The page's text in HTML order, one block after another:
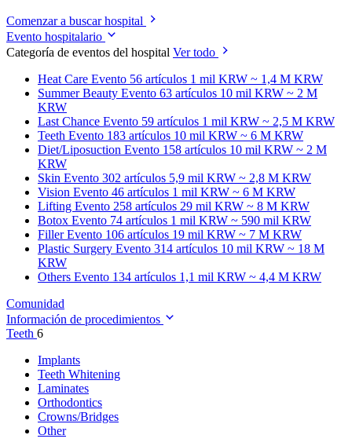
Comenzar a buscar hospital
Evento hospitalario
Categoría de eventos del hospital Ver todo
Heat Care Evento 56 artículos 1 mil KRW ~ 1,4 M KRW
Summer Beauty Evento 63 artículos 10 mil KRW ~ 2 M
KRW
Last Chance Evento 59 artículos 1 mil KRW ~ 2,5 M KRW
Teeth Evento 183 artículos 10 mil KRW ~ 6 M KRW
Diet/Liposuction Evento 158 artículos 10 mil KRW ~ 2 M
KRW
Skin Evento 302 artículos 5,9 mil KRW ~ 2,8 M KRW
Vision Evento 46 artículos 1 mil KRW ~ 6 M KRW
Lifting Evento 258 artículos 29 mil KRW ~ 8 M KRW
Botox Evento 74 artículos 1 mil KRW ~ 590 mil KRW
FillerEvento 106 artículos 19 mil KRW ~ 7 M KRW
Plastic Surgery Evento 314 artículos 10 mil KRW ~ 18 M
KRW
Others Evento 134 artículos 1,1 mil KRW ~ 4,4 M KRW
Comunidad
Información de procedimientos
Teeth 6
Implants
Teeth Whitening
Laminates
Orthodontics
Crowns/Bridges
Other